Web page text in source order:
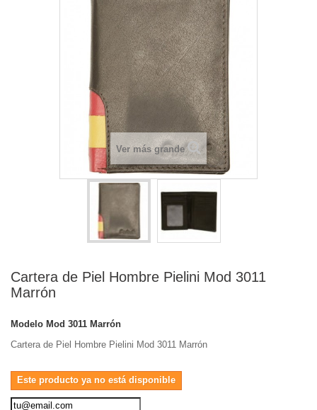
Ver más grande
Cartera de Piel Hombre Pielini Mod 3011
Marrón
Modelo Mod 3011 Marrón
Cartera de Piel Hombre Pielini Mod 3011 Marrón
Este producto ya no está disponible